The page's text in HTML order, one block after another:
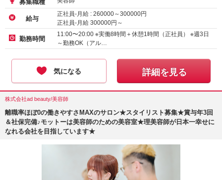
募集職種
給与
正社員-月給 : 260000～300000円
正社員-月給 300000円～
アルバイト・パート-時給 1500円～
勤務時間
11:00〜20:00 ※実働8時間＋休憩1時間（正社員） ※週3日
～勤務OK（アル…
気になる 詳細を見る
株式会社ad beauty/美容師
離職率ほぼ0の働きやすさMAXのサロン★スタイリスト募集★賞与年3回
＆社保完備♪モットーは美容師のための美容室★理美容師が日本一幸せに
なれる会社を目指しています★